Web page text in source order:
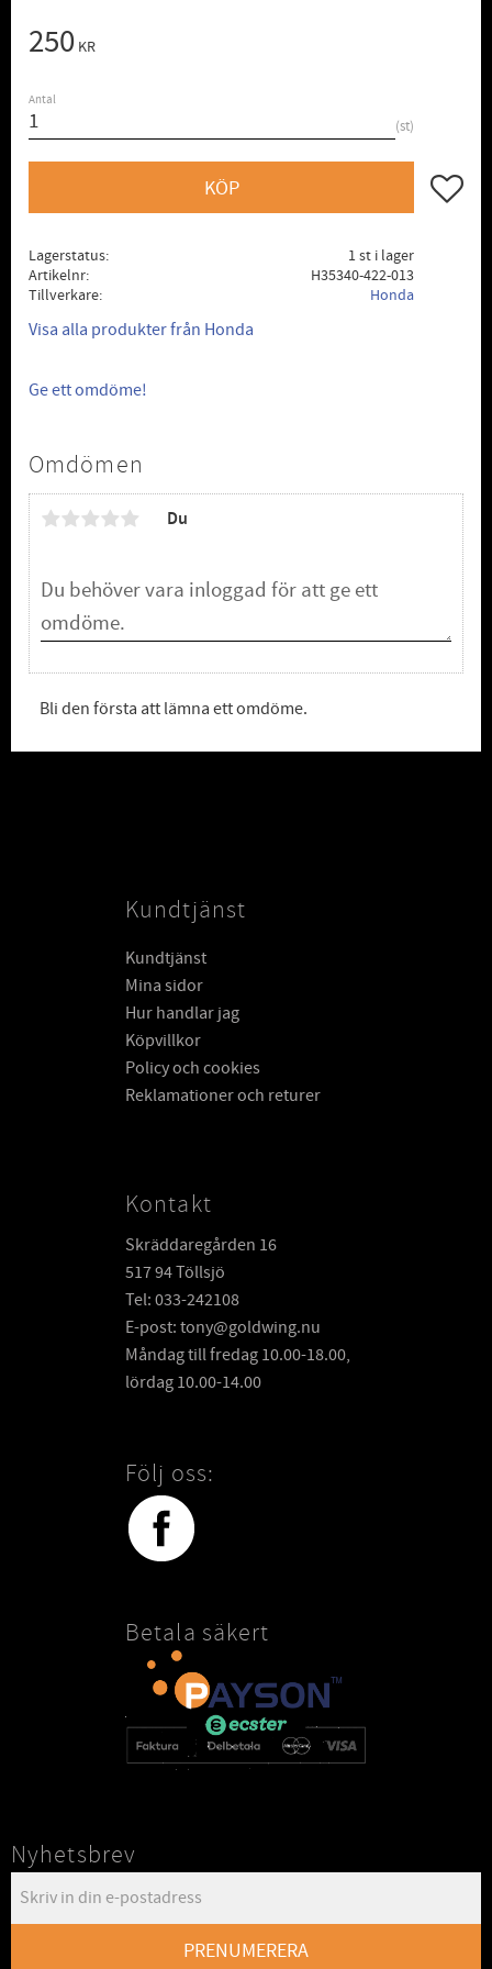
250 KR
Antal
st
KÖP Lägg
Lagerstatus
1 st i lager
Artikelnr
H35340-422-013
Tillverkare
Honda
Visa alla produkter från Honda
Ge ett omdöme!
Omdömen
Du
Bli den första att lämna ett omdöme.
Kundtjänst
Kundtjänst
Mina sidor
Hur handlar jag
Köpvillkor
Policy och cookies
Reklamationer och returer
Kontakt
Skräddaregården 16
517 94 Töllsjö
Tel: 033-242108
E-post: tony@goldwing.nu
Måndag till fredag 10.00-18.00,
lördag 10.00-14.00
Följ oss:
Betala säkert
Nyhetsbrev
PRENUMERERA